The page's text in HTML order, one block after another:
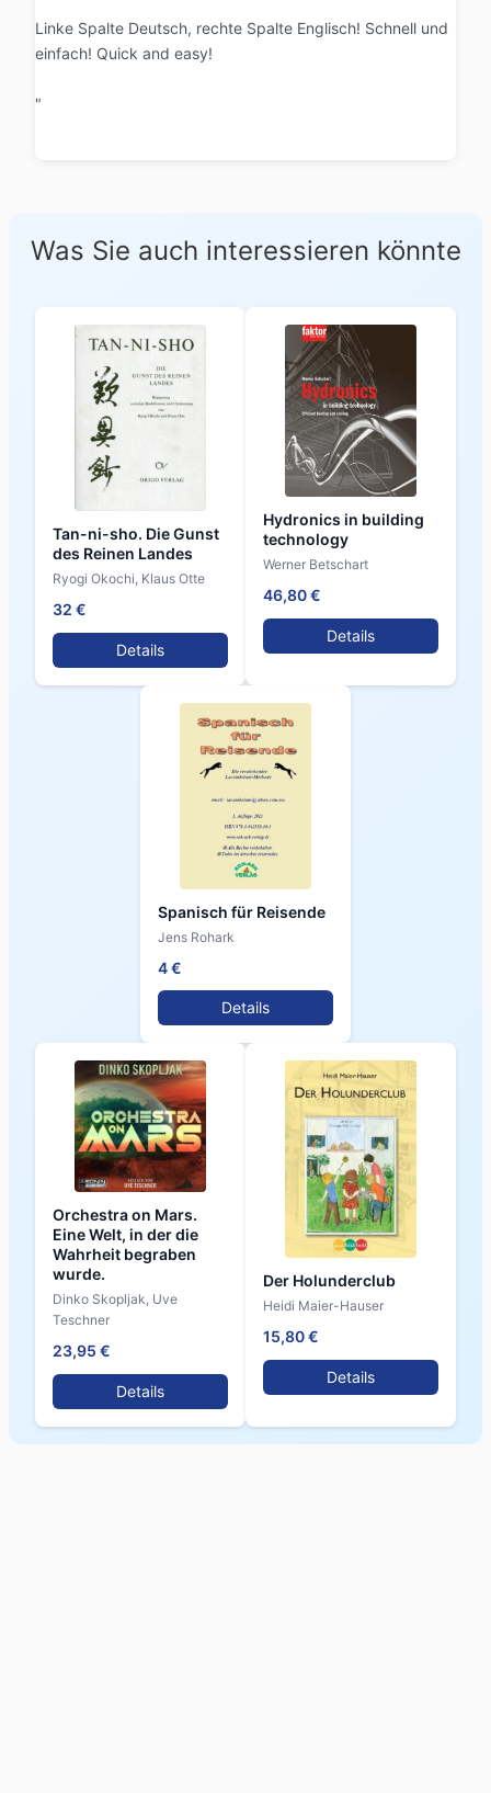
Linke Spalte Deutsch, rechte Spalte Englisch! Schnell und
einfach! Quick and easy!
"
Was Sie auch interessieren könnte
Tan-ni-sho. Die Gunst
des Reinen Landes
Ryogi Okochi, Klaus Otte
32 €
Details
Hydronics in building
technology
Werner Betschart
46,80 €
Details
Spanisch für Reisende
Jens Rohark
4 €
Details
Orchestra on Mars.
Eine Welt, in der die
Wahrheit begraben
wurde.
Dinko Skopljak, Uve
Teschner
23,95 €
Details
Der Holunderclub
Heidi Maier-Hauser
15,80 €
Details